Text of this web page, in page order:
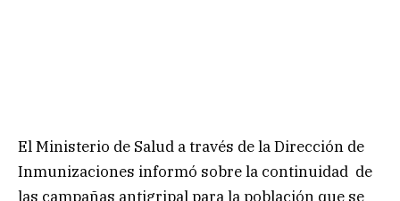
El Ministerio de Salud a través de la Dirección de
Inmunizaciones informó sobre la continuidad de
las campañas antigripal para la población que se